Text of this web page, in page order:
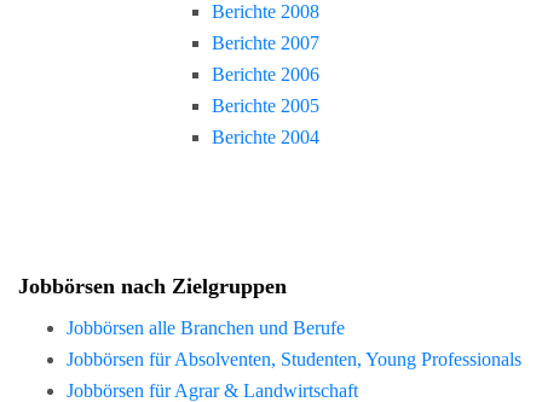
Berichte 2008
Berichte 2007
Berichte 2006
Berichte 2005
Berichte 2004
Jobbörsen nach Zielgruppen
Jobbörsen alle Branchen und Berufe
Jobbörsen für Absolventen, Studenten, Young Professionals
Jobbörsen für Agrar & Landwirtschaft